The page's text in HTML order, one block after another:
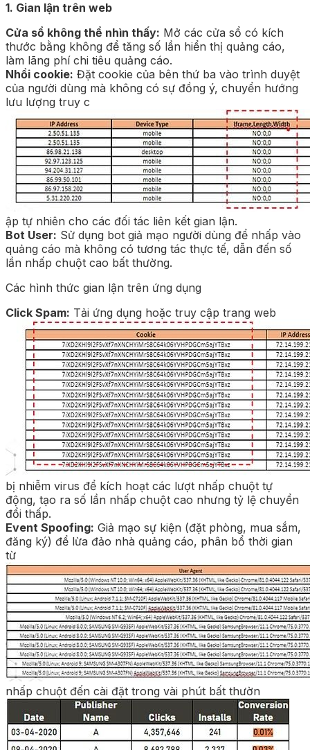
1. Gian lận trên web
Cửa sổ không thể nhìn thấy: Mở các cửa sổ có kích
thước bằng không để tăng số lần hiển thị quảng cáo,
làm lãng phí chi tiêu quảng cáo.
Nhồi cookie: Đặt cookie của bên thứ ba vào trình duyệt
của người dùng mà không có sự đồng ý, chuyển hướng
lưu lượng truy c
ập tự nhiên cho các đối tác liên kết gian lận.
Bot User: Sử dụng bot giả mạo người dùng để nhấp vào
quảng cáo mà không có tương tác thực tế, dẫn đến số
lần nhấp chuột cao bất thường.
Các hình thức gian lận trên ứng dụng
Click Spam: Tải ứng dụng hoặc truy cập trang web
bị nhiễm virus để kích hoạt các lượt nhấp chuột tự
động, tạo ra số lần nhấp chuột cao nhưng tỷ lệ chuyển
đổi thấp.
Event Spoofing: Giả mạo sự kiện (đặt phòng, mua sắm,
đăng ký) để lừa đảo nhà quảng cáo, phân bổ thời gian
từ
nhấp chuột đến cài đặt trong vài phút bất thườn